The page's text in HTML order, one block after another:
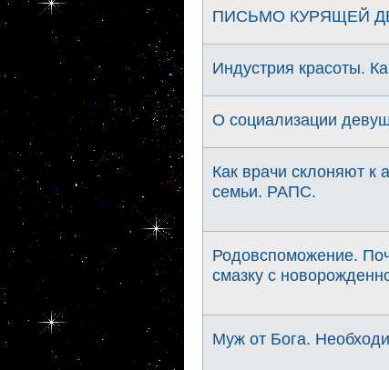
ПИСЬМО КУРЯЩЕЙ
Индустрия красоты.
О социализации
Как врачи склоняют
семьи. РАПС.
Родовспоможение.
смазку с
Муж от Бога.